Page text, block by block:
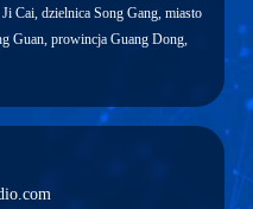
Cai, dzielnica Song Gang, miasto
Guan, prowincja Guang Dong,